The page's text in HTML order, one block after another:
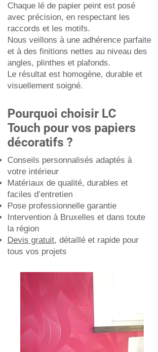
Chaque lé de papier peint est posé
avec précision, en respectant les
raccords et les motifs.
Nous veillons à une adhérence parfaite
et à des finitions nettes au niveau des
angles, plinthes et plafonds.
Le résultat est homogène, durable et
visuellement soigné.
Pourquoi choisir LC
Touch pour vos papiers
décoratifs ?
Conseils personnalisés adaptés à
votre intérieur
Matériaux de qualité, durables et
faciles d’entretien
Pose professionnelle garantie
Intervention à Bruxelles et dans toute
la région
Devis gratuit, détaillé et rapide pour
tous vos projets